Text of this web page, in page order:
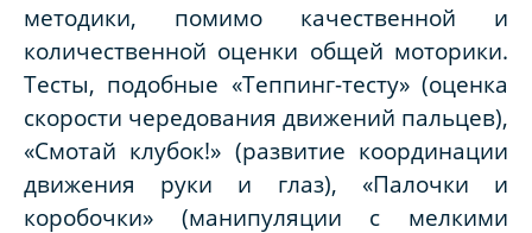
методики, помимо качественной и
количественной оценки общей моторики.
Тесты, подобные «Теппинг-тесту» (оценка
скорости чередования движений пальцев),
«Смотай клубок!» (развитие координации
движения руки и глаз), «Палочки и
коробочки» (манипуляции с мелкими